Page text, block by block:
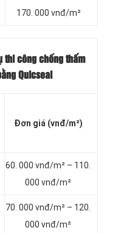
170. 000 vnđ/m²
thi công chống thấm
Quicseal
Đơn giá (vnđ/m²)
60. 000 vnđ/m² – 110.
000 vnđ/m²
70. 000 vnđ/m² – 120.
000 vnđ/m²